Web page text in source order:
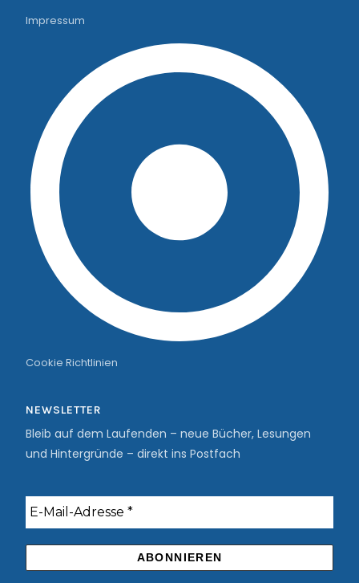
Impressum
Cookie Richtlinien
NEWSLETTER
Bleib auf dem Laufenden – neue Bücher, Lesungen
und Hintergründe – direkt ins Postfach